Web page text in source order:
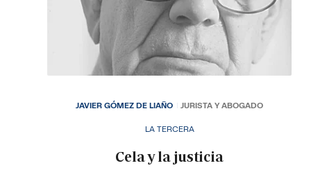
LA TERCERA
Cela y la justicia
JAVIER GÓMEZ DE LIAÑO JURISTA Y ABOGADO